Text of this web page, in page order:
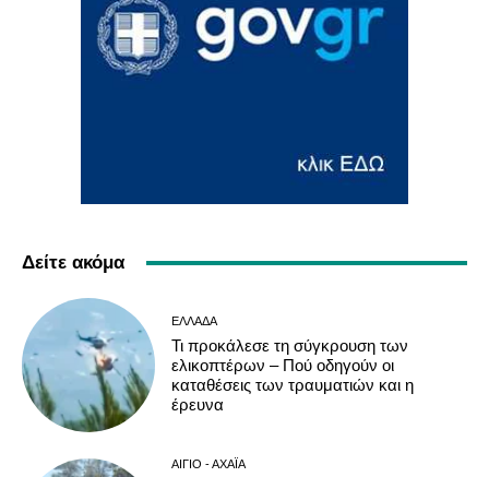
Δείτε ακόμα
ΕΛΛΆΔΑ
Τι προκάλεσε τη σύγκρουση των
ελικοπτέρων – Πού οδηγούν οι
καταθέσεις των τραυματιών και η
έρευνα
ΑΊΓΙΟ - ΑΧΑΪ́Α